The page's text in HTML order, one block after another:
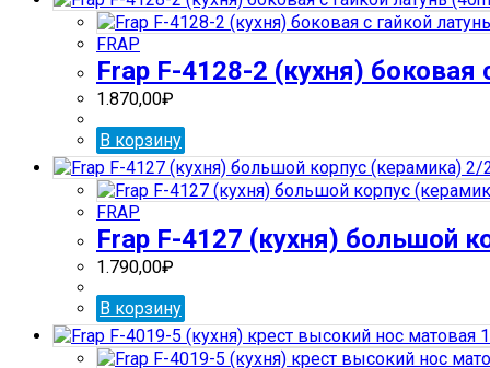
FRAP
Frap F-4128-2 (кухня) боковая
1.870,00₽
В корзину
FRAP
Frap F-4127 (кухня) большой
1.790,00₽
В корзину